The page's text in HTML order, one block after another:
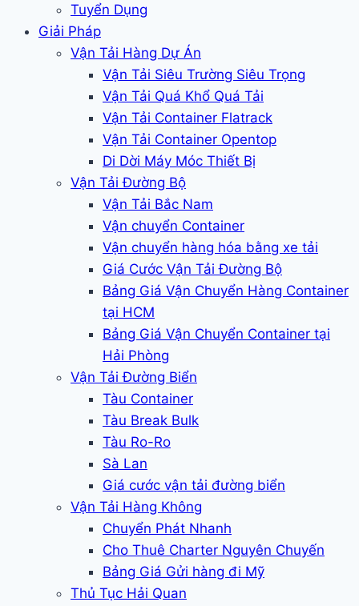
Tuyển Dụng
Giải Pháp
Vận Tải Hàng Dự Án
Vận Tải Siêu Trường Siêu Trọng
Vận Tải Quá Khổ Quá Tải
Vận Tải Container Flatrack
Vận Tải Container Opentop
Di Dời Máy Móc Thiết Bị
Vận Tải Đường Bộ
Vận Tải Bắc Nam
Vận chuyển Container
Vận chuyển hàng hóa bằng xe tải
Giá Cước Vận Tải Đường Bộ
Bảng Giá Vận Chuyển Hàng Container
tại HCM
Bảng Giá Vận Chuyển Container tại
Hải Phòng
Vận Tải Đường Biển
Tàu Container
Tàu Break Bulk
Tàu Ro-Ro
Sà Lan
Giá cước vận tải đường biển
Vận Tải Hàng Không
Chuyển Phát Nhanh
Cho Thuê Charter Nguyên Chuyến
Bảng Giá Gửi hàng đi Mỹ
Thủ Tục Hải Quan